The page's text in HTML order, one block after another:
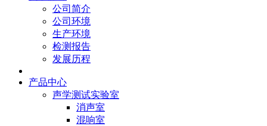
公司简介
公司环境
生产环境
检测报告
发展历程
产品中心
声学测试实验室
消声室
混响室